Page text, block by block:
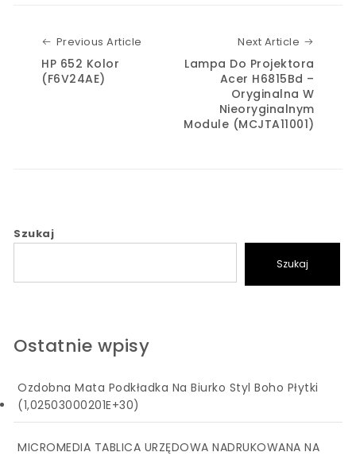
Previous Article
HP 652 Kolor
(F6V24AE)
Next Article
Lampa Do Projektora
Acer H6815Bd –
Oryginalna W
Nieoryginalnym
Module (MCJTA11001)
Szukaj
Szukaj
Ostatnie wpisy
Ozdobna Mata Podkładka Na Biurko Styl Boho Płytki
(1,02503000201E+30)
MICROMEDIA TABLICA URZĘDOWA NADRUKOWANA NA